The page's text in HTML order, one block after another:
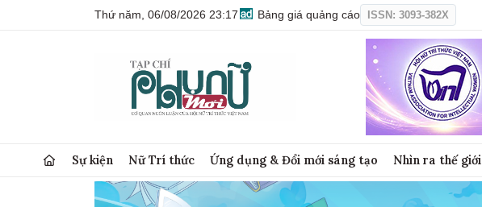
Thứ năm, 06/08/2026 23:17 Bảng giá quảng cáo ISSN: 3093-382X
Sự kiện Nữ Trí thức Ứng dụng & Đổi mới sáng tạo Nhìn ra thế giới